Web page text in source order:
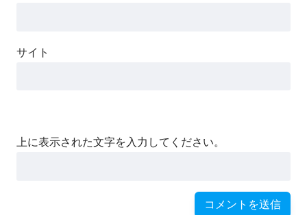
サイト
上に表示された文字を入力してください。